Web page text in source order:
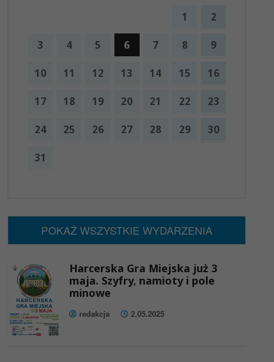
1 2
3 4 5 6 7 8 9
10 11 12 13 14 15 16
17 18 19 20 21 22 23
24 25 26 27 28 29 30
31
POKAŻ WSZYSTKIE WYDARZENIA
Harcerska Gra Miejska już 3
maja. Szyfry, namioty i pole
minowe
redakcja 2.05.2025